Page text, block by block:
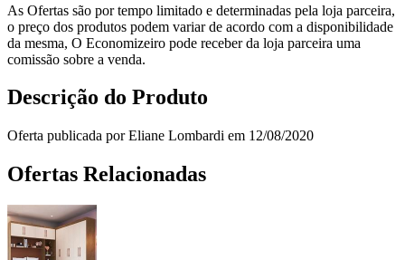
As Ofertas são por tempo limitado e determinadas pela loja parceira,
o preço dos produtos podem variar de acordo com a disponibilidade
da mesma, O Economizeiro pode receber da loja parceira uma
comissão sobre a venda.
Descrição do Produto
Oferta publicada por Eliane Lombardi em 12/08/2020
Ofertas Relacionadas